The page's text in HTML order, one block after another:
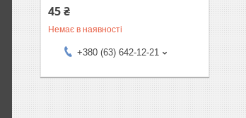
45 ₴
Немає в наявності
+380 (63) 642-12-21